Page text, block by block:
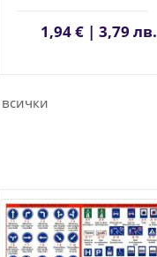
1,94 € | 3,79 лв.